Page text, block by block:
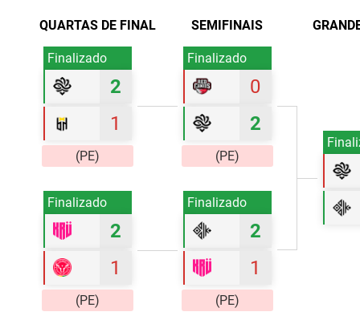
SEMIFINAIS
Finalizado
0
2
(PE)
Finalizado
2
1
(PE)
QUARTAS DE FINAL
Finalizado
2
1
(PE)
Finalizado
2
1
(PE)